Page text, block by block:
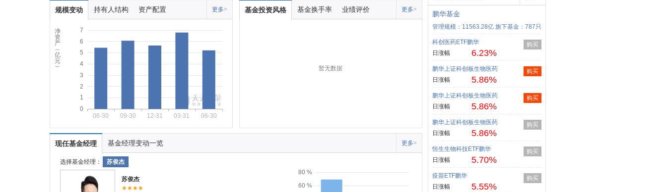
规模变动 持有人结构 资产配置 更多>
净
资
产
︵
亿
元
︶
0
1
2
3
4
5
6
7
06-30 09-30 12-31 03-31 06-30
基金投资风格 基金换手率 业绩评价 更多>
暂无数据
现任基金经理 基金经理变动一览 更多>
选择基金经理： 苏俊杰
苏俊杰
★★★★
60 %
80 %
鹏华基金
管理规模：11563.28亿 旗下基金：787只
科创医药ETF鹏华
日涨幅
6.23%
购买
鹏华上证科创板生物医药
日涨幅
5.86%
购买
鹏华上证科创板生物医药
日涨幅
5.86%
购买
鹏华上证科创板生物医药
日涨幅
5.86%
购买
恒生生物科技ETF鹏华
日涨幅
5.70%
购买
疫苗ETF鹏华
日涨幅
5.55%
购买